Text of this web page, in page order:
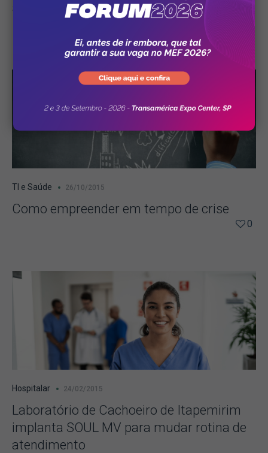
saúde devem oferecer
TI e Saúde 26/10/2015
Como empreender em tempo de crise
0
Hospitalar 24/02/2015
Laboratório de Cachoeiro de Itapemirim
implanta SOUL MV para mudar rotina de
atendimento